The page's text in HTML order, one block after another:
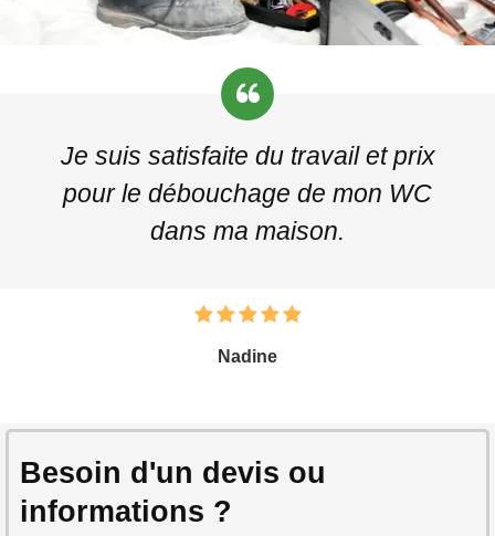
Je suis satisfaite du travail et prix
pour le débouchage de mon WC
dans ma maison.
Nadine
Besoin d'un devis ou
informations ?